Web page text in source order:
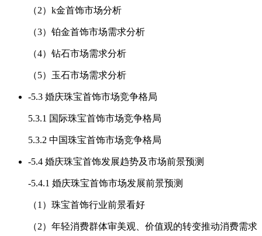
（2）k金首饰市场分析
（3）铂金首饰市场需求分析
（4）钻石市场需求分析
（5）玉石市场需求分析
-5.3 婚庆珠宝首饰市场竞争格局
5.3.1 国际珠宝首饰市场竞争格局
5.3.2 中国珠宝首饰市场竞争格局
-5.4 婚庆珠宝首饰发展趋势及市场前景预测
-5.4.1 婚庆珠宝首饰市场发展前景预测
（1）珠宝首饰行业前景看好
（2）年轻消费群体审美观、价值观的转变推动消费需求